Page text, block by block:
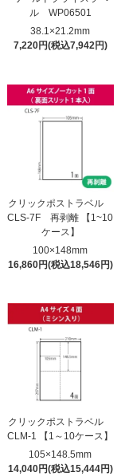
ル WP06501
38.1×21.2mm
7,220円(税込7,942円)
クリックポストラベル
CLS-7F 再剥離 【1~10
ケース】
100×148mm
16,860円(税込18,546円)
クリックポストラベル
CLM-1 【1～10ケース】
105×148.5mm
14,040円(税込15,444円)